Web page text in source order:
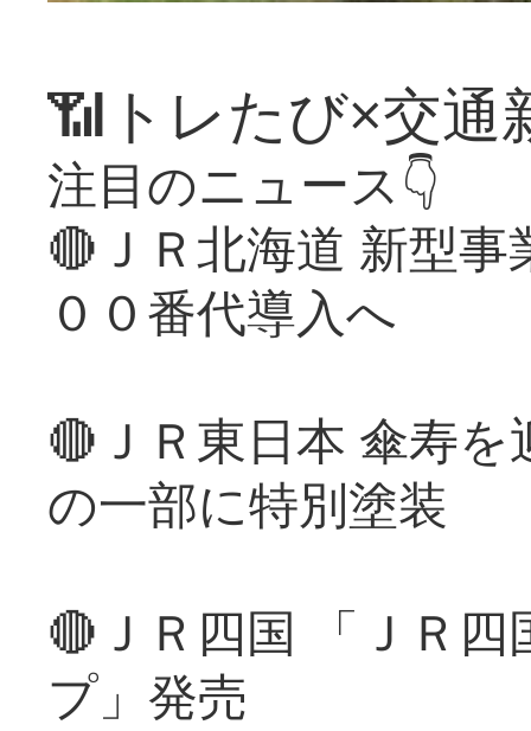
📶トレたび×交通
注目のニュース👇
🔴ＪＲ北海道 新型
００番代導入へ
🔴ＪＲ東日本 傘寿
の一部に特別塗装
🔴ＪＲ四国 「ＪＲ
プ」発売